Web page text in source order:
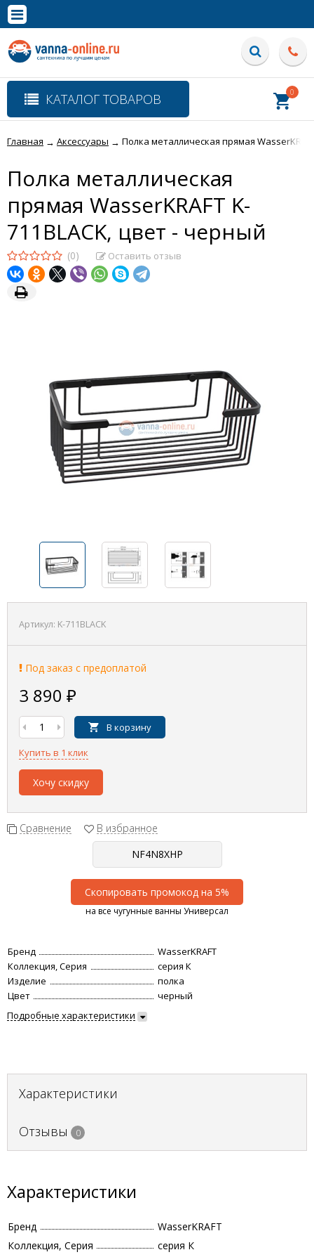
Полная версия сайта
КАТАЛОГ ТОВАРОВ 0
Главная → Аксессуары → Полка металлическая прямая
Полка металлическая
прямая WasserKRAFT K-
711BLACK, цвет - черный
(0) Оставить отзыв
Артикул: K-711BLACK
Под заказ с предоплатой
3 890 ₽
В корзину
Купить в 1 клик
Хочу скидку
Сравнение В избранное
Скопировать промокод на 5%
на все чугунные ванны Универсал
Бренд
WasserKRAFT
Коллекция, Серия
серия К
Изделие
полка
Цвет
черный
Подробные характеристики
Характеристики
Отзывы 0
Характеристики
Бренд
WasserKRAFT
Коллекция, Серия
серия К